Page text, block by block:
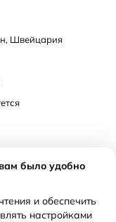
Швейцария
было удобно
и обеспечить
настройками